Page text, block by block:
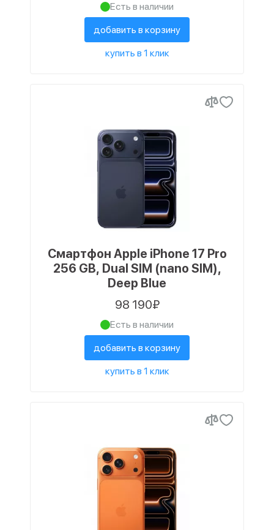
Есть в наличии
добавить в корзину
купить в 1 клик
Смартфон Apple iPhone 17 Pro
256 GB, Dual SIM (nano SIM),
Deep Blue
98 190₽
Есть в наличии
добавить в корзину
купить в 1 клик